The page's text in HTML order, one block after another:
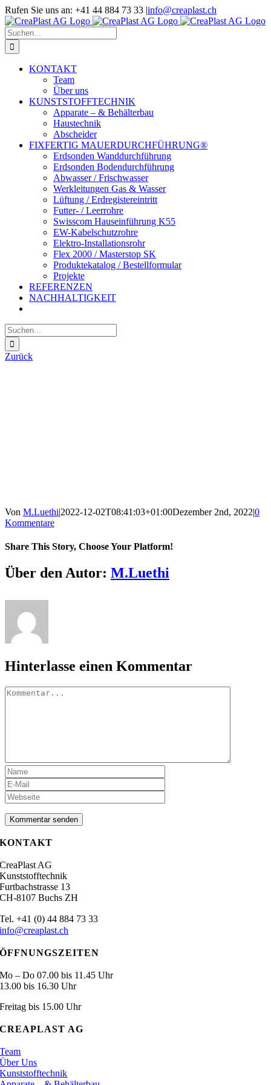
Zum
Inhalt
springen
Rufen Sie uns an: +41 44 884 73 33 |info@creaplast.ch
LinkedIn
Instagram
YouTube
Suche
nach:
KONTAKT
Team
Über uns
KUNSTSTOFFTECHNIK
Apparate – & Behälterbau
Haustechnik
Abscheider
FIXFERTIG MAUERDURCHFÜHRUNG®
Erdsonden Wanddurchführung
Erdsonden Bodendurchführung
Abwasser / Frischwasser
Werkleitungen Gas & Wasser
Lüftung / Erdregistereintritt
Futter- / Leerrohre
Swisscom Hauseinführung K55
EW-Kabelschutzrohre
Elektro-Installationsrohr
Flex 2000 / Masterstop SK
Produktekatalog / Bestellformular
Projekte
REFERENZEN
NACHHALTIGKEIT
Suche
nach:
Zurück
Von M.Luethi|2022-12-02T08:41:03+01:00Dezember 2nd, 2022|0
Kommentare
Share This Story, Choose Your Platform!
Facebook
X
Reddit
LinkedIn
WhatsApp
Tumblr
Pinterest
Vk
E-
Mail
Über den Autor: M.Luethi
Hinterlasse einen Kommentar
Kommentar
KONTAKT
CreaPlast AG
Kunststofftechnik
Furtbachstrasse 13
CH-8107 Buchs ZH
Tel.+41 (0) 44 884 73 33
info@creaplast.ch
ÖFFNUNGSZEITEN
Mo – Do 07.00 bis 11.45 Uhr
13.00 bis 16.30 Uhr
Freitag bis 15.00 Uhr
CREAPLAST AG
Team
Über Uns
Kunststofftechnik